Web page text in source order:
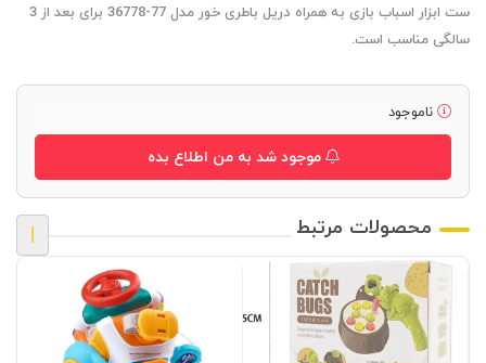
ست ابزار اسباب بازی به همراه دريل باطری خور مدل 77-36778 برای بعد از 3
سالگی مناسب است.
ناموجود
موجود شد به من اطلاع بده
محصولات مرتبط